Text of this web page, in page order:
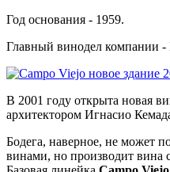
Год основания - 1959.
Главный винодел компании -
В 2001 году открыта новая
архитектором Игнасио
Бодега, наверное, не может
винами, но производит вина